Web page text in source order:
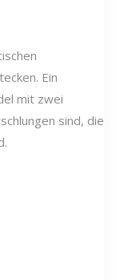
Ein
mit zwei
sind, die